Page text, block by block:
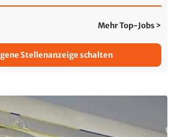
Mehr Top-Jobs >
Stellenanzeige schalten